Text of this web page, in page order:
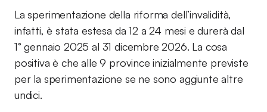
La sperimentazione della riforma dell’invalidità,
infatti, è stata estesa da 12 a 24 mesi e durerà dal
1° gennaio 2025 al 31 dicembre 2026. La cosa
positiva è che alle 9 province inizialmente previste
per la sperimentazione se ne sono aggiunte altre
undici.